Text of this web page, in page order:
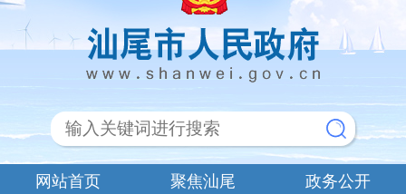
网站首页 聚焦汕尾
政务公开